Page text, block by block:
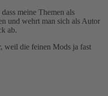
meine Themen als
und wehrt man sich als Autor
ab.
weil die feinen Mods ja fast